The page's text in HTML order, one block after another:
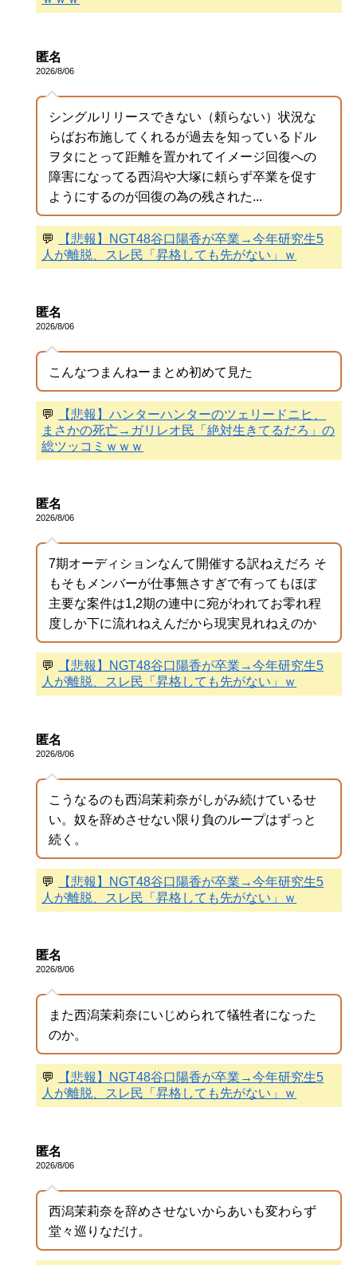
匿名
2026/8/06
シングルリリースできない（頼らない）状況な
らばお布施してくれるが過去を知っているドル
ヲタにとって距離を置かれてイメージ回復への
障害になってる西潟や大塚に頼らず卒業を促す
ようにするのが回復の為の残された...
💬
【悲報】NGT48谷口陽香が卒業→今年研究生5
人が離脱、スレ民「昇格しても先がない」ｗ
匿名
2026/8/06
こんなつまんねーまとめ初めて見た
💬
【悲報】ハンターハンターのツェリードニヒ、
まさかの死亡→ガリレオ民「絶対生きてるだろ」の
総ツッコミｗｗｗ
匿名
2026/8/06
7期オーディションなんて開催する訳ねえだろ そ
もそもメンバーが仕事無さすぎで有ってもほぼ
主要な案件は1,2期の連中に宛がわれてお零れ程
度しか下に流れねえんだから現実見れねえのか
💬
【悲報】NGT48谷口陽香が卒業→今年研究生5
人が離脱、スレ民「昇格しても先がない」ｗ
匿名
2026/8/06
こうなるのも西潟茉莉奈がしがみ続けているせ
い。奴を辞めさせない限り負のループはずっと
続く。
💬
【悲報】NGT48谷口陽香が卒業→今年研究生5
人が離脱、スレ民「昇格しても先がない」ｗ
匿名
2026/8/06
また西潟茉莉奈にいじめられて犠牲者になった
のか。
💬
【悲報】NGT48谷口陽香が卒業→今年研究生5
人が離脱、スレ民「昇格しても先がない」ｗ
匿名
2026/8/06
西潟茉莉奈を辞めさせないからあいも変わらず
堂々巡りなだけ。